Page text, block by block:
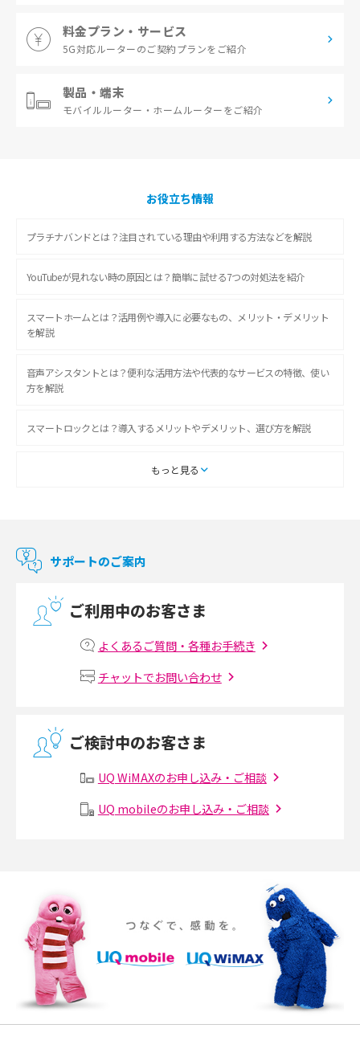
料金プラン・サービス
5G対応ルーターのご契約プランをご紹介
製品・端末
モバイルルーター・ ホームルーターをご紹介
お役立ち情報
プラチナバンドとは？注目されている理由や利用する方法などを解説
YouTubeが見れない時の原因とは？簡単に試せる7つの対処法を紹介
スマートホームとは？活用例や導入に必要なもの、メリット・デメリット
を解説
音声アシスタントとは？便利な活用方法や代表的なサービスの特徴、使い
方を解説
スマートロックとは？導入するメリットやデメリット、選び方を解説
スマートテレビとは？特徴や選び方、使い方をわかりやすく解説
マンションで使えるWi-Fiは？種類ごとの特徴や選び方を紹介
マンションで光回線の利用を始める手順は？設備状況の確認方法も解説
Wi-Fiルーターの設定方法をわかりやすく解説！事前に準備すべきものも紹
無線LANとは？メリット・デメリットや接続方法を解説
メッシュWi-Fiとは？仕組みやメリット・デメリット、中継機との違いを解
ポケット型Wi-Fiをレンタルするメリットとは？選び方や向いている方の特
徴も紹介
持ち運びできるポケット型Wi-Fiのおススメの選び方は？メリット・デメリ
ットも紹介
ポケット型Wi-Fiはクレカなしでも利用できる？口座振替の方法や注意点も
もっと見る
サポートのご案内
ご利用中のお客さま
よくあるご質問・各種お手続き
チャットでお問い合わせ
ご検討中のお客さま
UQ WiMAXのお申し込み・ご相談
UQ mobileのお申し込み・ご相談